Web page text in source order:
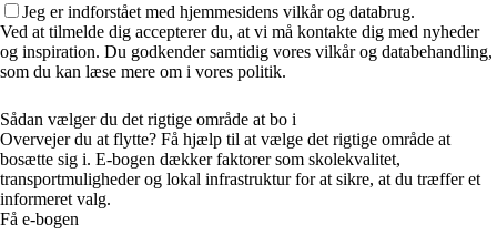
Jeg er indforstået med hjemmesidens vilkår og databrug.
Ved at tilmelde dig accepterer du, at vi må kontakte dig med nyheder
og inspiration. Du godkender samtidig vores vilkår og databehandling,
som du kan læse mere om i vores politik.
Sådan vælger du det rigtige område at bo i
Overvejer du at flytte? Få hjælp til at vælge det rigtige område at
bosætte sig i. E-bogen dækker faktorer som skolekvalitet,
transportmuligheder og lokal infrastruktur for at sikre, at du træffer et
informeret valg.
Få e-bogen